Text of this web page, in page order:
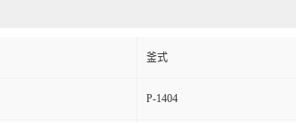
釜式
P-1404